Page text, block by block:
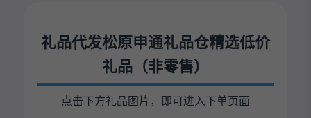
礼品代发松原申通礼品仓精选低价
礼品（非零售）
点击下方礼品图片，即可进入下单页面